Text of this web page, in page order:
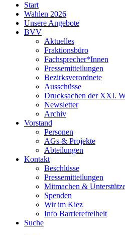
Neukölln
Start
Wahlen 2026
Unsere Angebote
BVV
Aktuelles
Fraktionsbüro
Fachsprecher*Innen
Pressemitteilungen
Bezirksverordnete
Ausschüsse
Drucksachen der XXI.
Newsletter
Archiv
Vorstand
Personen
AGs & Projekte
Abteilungen
Kontakt
Beschlüsse
Pressemitteilungen
Mitmachen &
Spenden
Wir im Kiez
Info Barrierefreiheit
Suche